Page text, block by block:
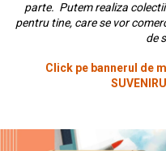
parte. Putem realiza
pentru tine, care se vor
de
Click pe bannerul de